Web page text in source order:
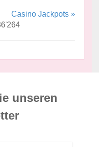
Casino Jackpots »
unseren